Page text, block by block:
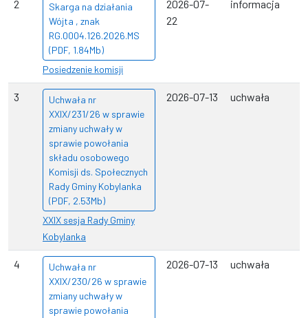
2
Skarga na działania
Wójta , znak
RG.0004.126.2026.MS
(PDF, 1.84Mb)
Posiedzenie komisji
2026-07-
22
informacja
3
Uchwała nr
XXIX/231/26 w sprawie
zmiany uchwały w
sprawie powołania
składu osobowego
Komisji ds. Społecznych
Rady Gminy Kobylanka
(PDF, 2.53Mb)
XXIX sesja Rady Gminy
Kobylanka
2026-07-13 uchwała
4
Uchwała nr
XXIX/230/26 w sprawie
zmiany uchwały w
sprawie powołania
2026-07-13 uchwała